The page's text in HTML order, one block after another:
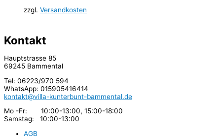
zzgl. Versandkosten
Kontakt
Hauptstrasse 85
69245 Bammental
Tel: 06223/970 594
WhatsApp: 015905416414
kontakt@villa-kunterbunt-bammental.de
Mo -Fr: 10:00-13:00, 15:00-18:00
Samstag: 10:00-13:00
AGB